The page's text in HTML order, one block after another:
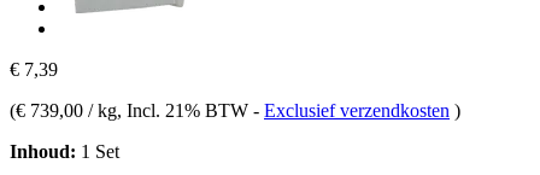
€ 7,39
(€ 739,00 / kg, Incl. 21% BTW - Exclusief verzendkosten )
Inhoud: 1 Set